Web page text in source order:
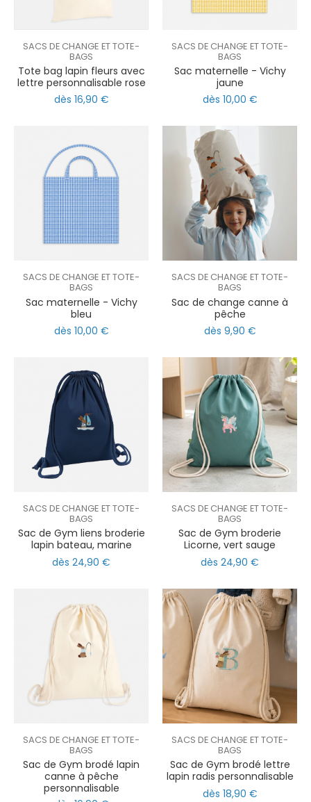
SACS DE CHANGE ET TOTE-
BAGS
Tote bag lapin fleurs avec
lettre personnalisable rose
dès 16,90 €
SACS DE CHANGE ET TOTE-
BAGS
Sac maternelle - Vichy
jaune
dès 10,00 €
SACS DE CHANGE ET TOTE-
BAGS
Sac maternelle - Vichy
bleu
dès 10,00 €
SACS DE CHANGE ET TOTE-
BAGS
Sac de change canne à
pêche
dès 9,90 €
SACS DE CHANGE ET TOTE-
BAGS
Sac de Gym liens broderie
lapin bateau, marine
dès 24,90 €
SACS DE CHANGE ET TOTE-
BAGS
Sac de Gym broderie
Licorne, vert sauge
dès 24,90 €
SACS DE CHANGE ET TOTE-
BAGS
Sac de Gym brodé lapin
canne à pêche
personnalisable
SACS DE CHANGE ET TOTE-
BAGS
Sac de Gym brodé lettre
lapin radis personnalisable
dès 18,90 €